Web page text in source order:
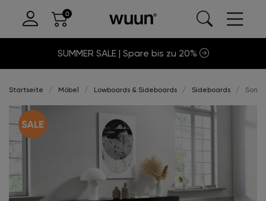
SUMMER SALE | Spare bis zu 20%
Startseite Möbel Lowboards & Sideboards Sideboards